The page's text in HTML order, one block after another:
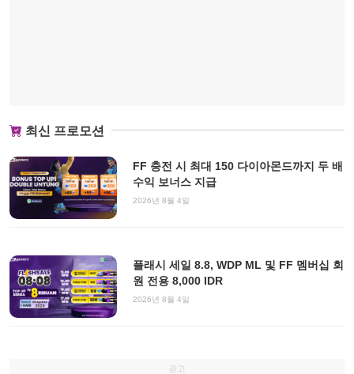
최신 프로모션
FF 충전 시 최대 150 다이아몬드까지 두 배
수익 보너스 지급
2026년 8월 4일
플래시 세일 8.8, WDP ML 및 FF 멤버십 회
원 전용 8,000 IDR
2026년 8월 4일
광고